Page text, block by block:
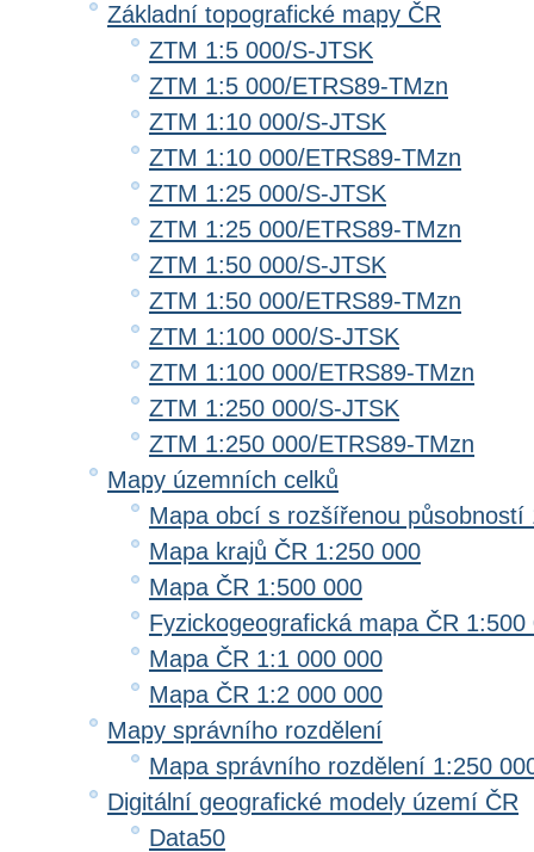
Základní topografické mapy ČR
ZTM 1:5 000/S-JTSK
ZTM 1:5 000/ETRS89-TMzn
ZTM 1:10 000/S-JTSK
ZTM 1:10 000/ETRS89-TMzn
ZTM 1:25 000/S-JTSK
ZTM 1:25 000/ETRS89-TMzn
ZTM 1:50 000/S-JTSK
ZTM 1:50 000/ETRS89-TMzn
ZTM 1:100 000/S-JTSK
ZTM 1:100 000/ETRS89-TMzn
ZTM 1:250 000/S-JTSK
ZTM 1:250 000/ETRS89-TMzn
Mapy územních celků
Mapa obcí s rozšířenou působností
Mapa krajů ČR 1:250 000
Mapa ČR 1:500 000
Fyzickogeografická mapa ČR 1:500
Mapa ČR 1:1 000 000
Mapa ČR 1:2 000 000
Mapy správního rozdělení
Mapa správního rozdělení 1:250
Digitální geografické modely území ČR
Data50